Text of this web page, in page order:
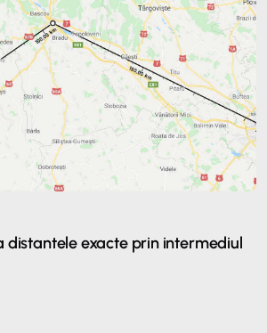
distantele exacte prin intermediul